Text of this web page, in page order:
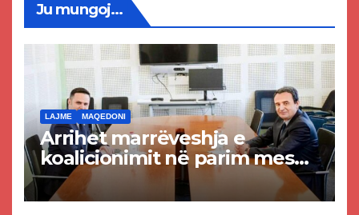
Ju mungoj...
LAJME MAQEDONI
Arrihet marrëveshja e
koalicionimit në parim mes
Kurtit dhe Abdixhikut